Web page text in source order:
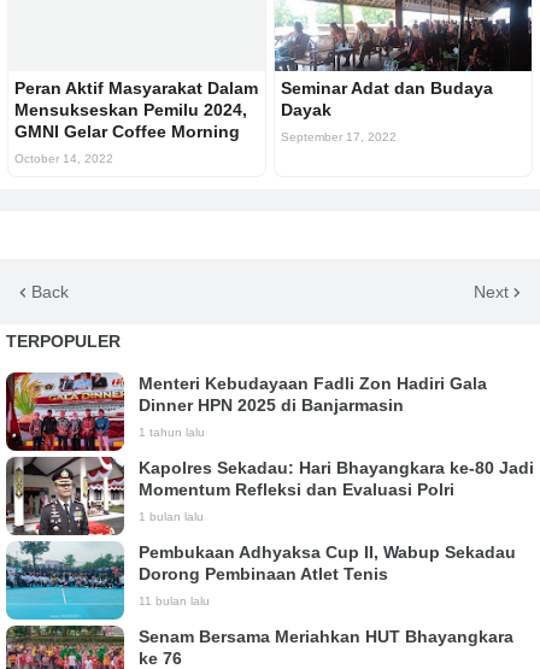
Peran Aktif Masyarakat Dalam
Mensukseskan Pemilu 2024,
GMNI Gelar Coffee Morning
October 14, 2022
Seminar Adat dan Budaya
Dayak
September 17, 2022
Back Next
TERPOPULER
Menteri Kebudayaan Fadli Zon Hadiri Gala
Dinner HPN 2025 di Banjarmasin
1 tahun lalu
Kapolres Sekadau: Hari Bhayangkara ke-80 Jadi
Momentum Refleksi dan Evaluasi Polri
1 bulan lalu
Pembukaan Adhyaksa Cup II, Wabup Sekadau
Dorong Pembinaan Atlet Tenis
11 bulan lalu
Senam Bersama Meriahkan HUT Bhayangkara
ke 76